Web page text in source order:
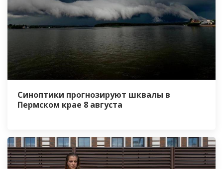
Синоптики прогнозируют шквалы в
Пермском крае 8 августа